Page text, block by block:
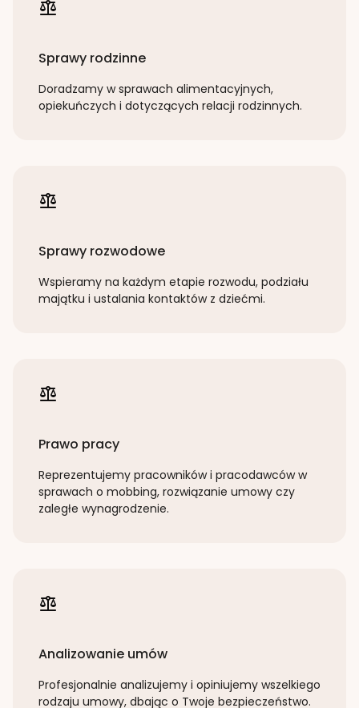
Sprawy rodzinne
Doradzamy w sprawach alimentacyjnych,
opiekuńczych i dotyczących relacji rodzinnych.
Sprawy rozwodowe
Wspieramy na każdym etapie rozwodu, podziału
majątku i ustalania kontaktów z dziećmi.
Prawo pracy
Reprezentujemy pracowników i pracodawców w
sprawach o mobbing, rozwiązanie umowy czy
zaległe wynagrodzenie.
Analizowanie umów
Profesjonalnie analizujemy i opiniujemy wszelkiego
rodzaju umowy, dbając o Twoje bezpieczeństwo.